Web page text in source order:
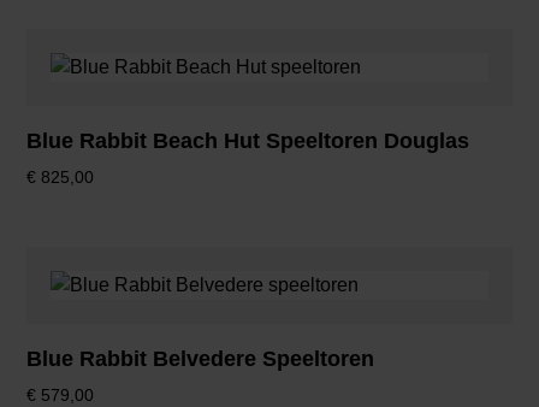
Blue Rabbit Beach Hut Speeltoren Douglas
€ 825,00
Blue Rabbit Belvedere Speeltoren
€ 579,00